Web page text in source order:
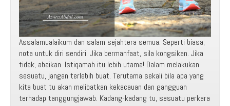
Assalamualaikum dan salam sejahtera semua. Seperti biasa;
nota untuk diri sendiri. Jika bermanfaat, sila kongsikan. Jika
tidak, abaikan. Istiqamah itu lebih utama! Dalam melakukan
sesuatu, jangan terlebih buat. Terutama sekali bila apa yang
kita buat tu akan melibatkan kekacauan dan gangguan
terhadap tanggungjawab. Kadang-kadang tu, sesuatu perkara